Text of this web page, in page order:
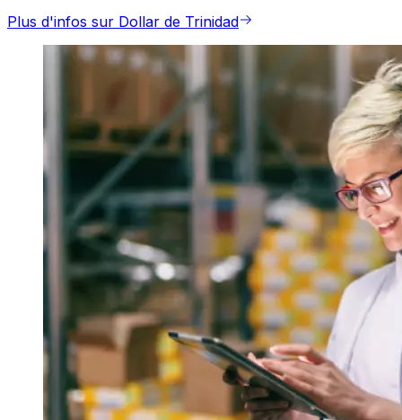
Plus d'infos sur Dollar de Trinidad